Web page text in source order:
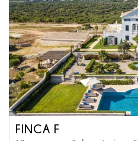
FINCA F